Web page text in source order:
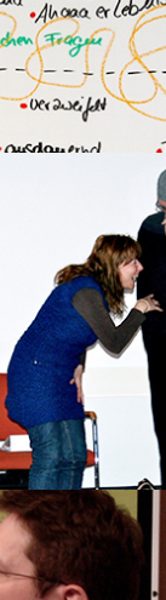
immer
ist an
weiter in
in
wir
dafür.
dies zu tun.